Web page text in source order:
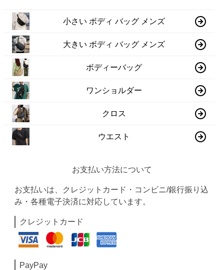
小さい ボディ バッグ メンズ
大きい ボディ バッグ メンズ
ボディーバッグ
ワンショルダー
クロス
ウエスト
お支払い方法について
お支払いは、クレジットカード・コンビニ/銀行振り込
み・各種電子決済に対応しています。
クレジットカード
PayPay